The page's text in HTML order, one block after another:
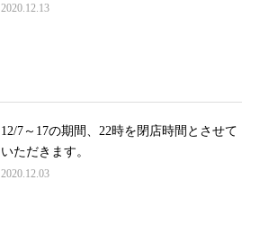
2020.12.13
12/7～17の期間、22時を閉店時間とさせて
いただきます。
2020.12.03